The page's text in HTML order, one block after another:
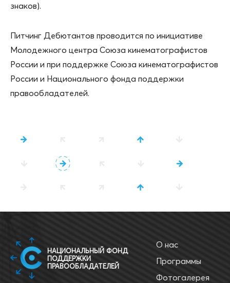
знаков).
Питчинг Дебютантов проводится по инициативе
Молодежного центра Союза кинематографистов
России и при поддержке Союза кинематографистов
России и Национального фонда поддержки
правообладателей.
НАЦИОНАЛЬНЫЙ ФОНД
ПОДДЕРЖКИ
ПРАВООБЛАДАТЕЛЕЙ
О нас
Программы
Фотогалерея